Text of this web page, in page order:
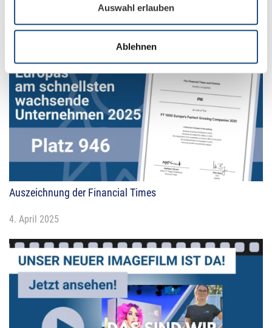
Auswahl erlauben
Ablehnen
Auszeichnung der Financial Times
4. April 2025